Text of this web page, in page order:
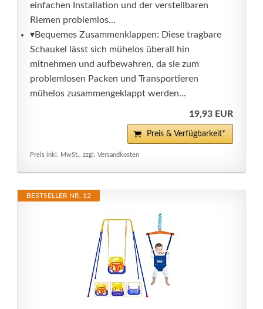
einfachen Installation und der verstellbaren
Riemen problemlos...
▾Bequemes Zusammenklappen: Diese tragbare
Schaukel lässt sich mühelos überall hin
mitnehmen und aufbewahren, da sie zum
problemlosen Packen und Transportieren
mühelos zusammengeklappt werden...
19,93 EUR
Preis & Verfügbarkeit*
Preis inkl. MwSt., zzgl. Versandkosten
BESTSELLER NR. 12